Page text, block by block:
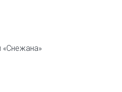
«Снежана»